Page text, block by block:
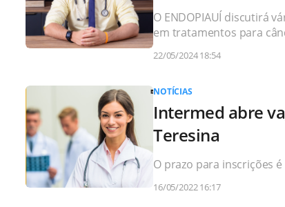
O ENDOPIAUÍ discutirá
em tratamentos para
22/05/2024 18:54
NOTÍCIAS
Intermed abre
Teresina
O prazo para inscrições
16/05/2022 16:17